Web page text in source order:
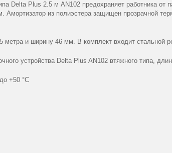
Delta Plus 2.5 м AN102 предохраняет работника
Амортизатор из полиэстера защищен прозрачной
метра и ширину 46 мм. В комплект входит стальной
устройства Delta Plus AN102 втяжного типа,
+50 °С